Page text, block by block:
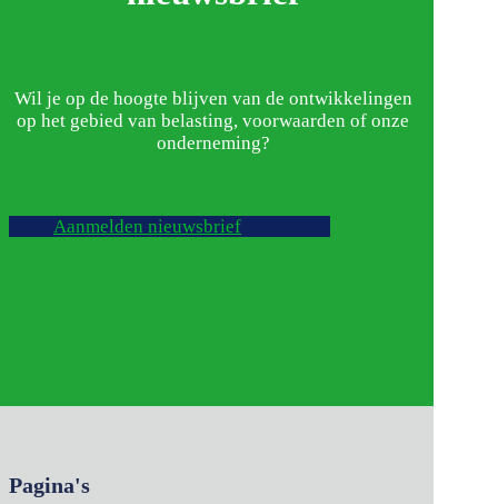
Wil je op de hoogte blijven van de ontwikkelingen
op het gebied van belasting, voorwaarden of onze
onderneming?
Aanmelden nieuwsbrief
Pagina's